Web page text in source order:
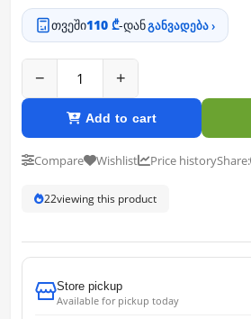
თვეში110 ₾-დანგანვადება ›
− +
Add to cart
Compare Wishlist Price historyShare:
22viewing this product
Store pickup
Available for pickup today